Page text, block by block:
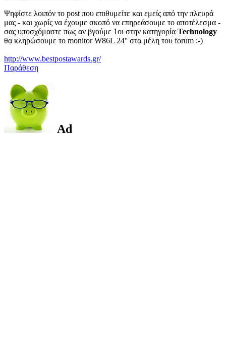
Ψηφίστε λοιπόν το post που επιθυμείτε και εμείς από την πλευρά
μας - και χωρίς να έχουμε σκοπό να επηρεάσουμε το αποτέλεσμα -
σας υποσχόμαστε πως αν βγούμε 1οι στην κατηγορία Technology
θα κληρώσουμε το monitor W86L 24'' στα μέλη του forum :-)
http://www.bestpostawards.gr/
Παράθεση
Ad